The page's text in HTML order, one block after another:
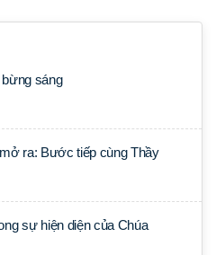
bừng sáng
ra: Bước tiếp cùng Thầy
sự hiện diện của Chúa